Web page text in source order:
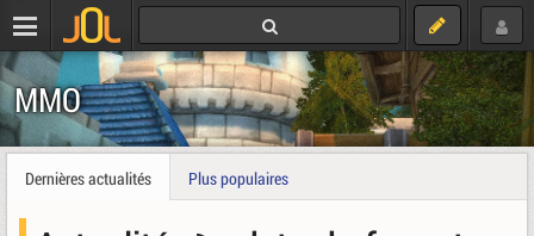
MMO
Dernières actualités Plus populaires